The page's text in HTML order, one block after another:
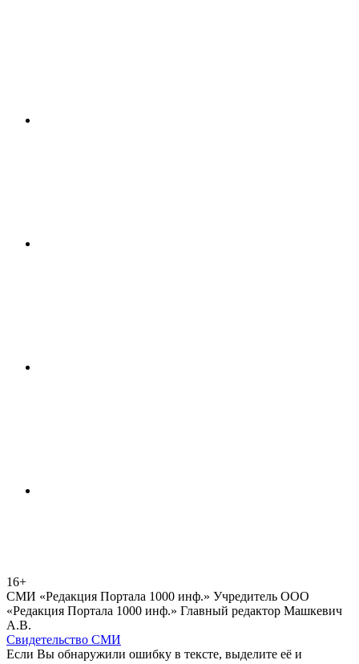
16+
СМИ «Редакция Портала 1000 инф.» Учредитель ООО
«Редакция Портала 1000 инф.» Главный редактор Машкевич
А.В.
Свидетельство СМИ
Если Вы обнаружили ошибку в тексте, выделите её и